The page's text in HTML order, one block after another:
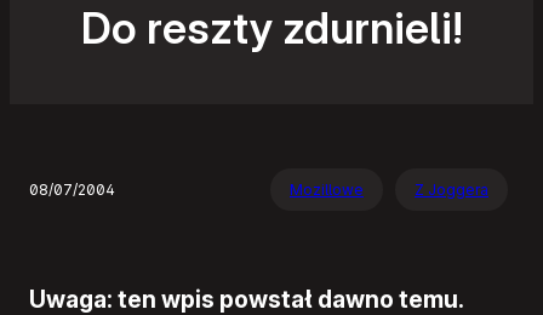
Do reszty zdurnieli!
08/07/2004 Mozillowe Z Joggera
Uwaga: ten wpis powstał dawno temu.